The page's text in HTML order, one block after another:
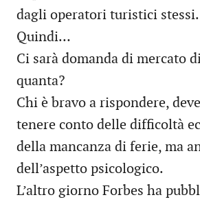
dagli operatori turistici stessi.
Quindi…
Ci sarà domanda di mercato
quanta?
Chi è bravo a rispondere,
tenere conto delle difficoltà
della mancanza di ferie, ma
dell’aspetto psicologico.
L’altro giorno Forbes ha